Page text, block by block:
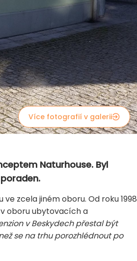
Více fotografií v galerii
Naturhouse. Byl
zcela jiném oboru. Od roku 1998
oboru ubytovacích a
v Beskydech přestal být
se na trhu porozhlédnout po